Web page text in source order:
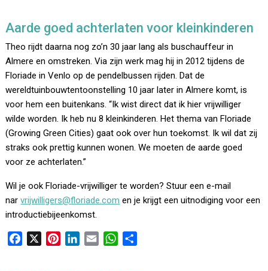
Aarde goed achterlaten voor kleinkinderen
Theo rijdt daarna nog zo’n 30 jaar lang als buschauffeur in
Almere en omstreken. Via zijn werk mag hij in 2012 tijdens de
Floriade in Venlo op de pendelbussen rijden. Dat de
wereldtuinbouwtentoonstelling 10 jaar later in Almere komt, is
voor hem een buitenkans. “Ik wist direct dat ik hier vrijwilliger
wilde worden. Ik heb nu 8 kleinkinderen. Het thema van Floriade
(Growing Green Cities) gaat ook over hun toekomst. Ik wil dat zij
straks ook prettig kunnen wonen. We moeten de aarde goed
voor ze achterlaten.”
Wil je ook Floriade-vrijwilliger te worden? Stuur een e-mail
narvrijwilligers@floriade.com en je krijgt een uitnodiging voor een
introductiebijeenkomst.
W